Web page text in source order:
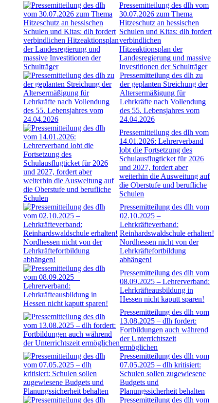
Pressemitteilung des dlh vom
30.07.2026 zum Thema
Hitzeschutz an hessischen
Schulen und Kitas: dlh fordert
verbindlichen
Hitzeaktionsplan der
Landesregierung und massive
Investitionen der Schulträger
Pressemitteilung des dlh zu
der geplanten Streichung der
Altersermäßigung für
Lehrkräfte nach Vollendung
des 55. Lebensjahres vom
24.04.2026
Pressemitteilung des dlh vom
14.01.2026: Lehrerverband
lobt die Fortsetzung des
Schulausflugticket für 2026
und 2027, fordert aber
weiterhin die Ausweitung auf
die Oberstufe und berufliche
Schulen
Pressemitteilung des dlh vom
02.10.2025 –
Lehrkräfteverband:
Reinhardswaldschule erhalten!
Nordhessen nicht von der
Lehrkräftefortbildung
abhängen!
Pressemitteilung des dlh vom
08.09.2025 – Lehrerverband:
Lehrkräfteausbildung in
Hessen nicht kaputt sparen!
Pressemitteilung des dlh vom
13.08.2025 – dlh fordert:
Fortbildungen auch während
der Unterrichtszeit
ermöglichen
Pressemitteilung des dlh vom
07.05.2025 – dlh kritisiert:
Schulen sollen zugewiesene
Budgets und
Planungssicherheit behalten
Pressemitteilung des dlh vom